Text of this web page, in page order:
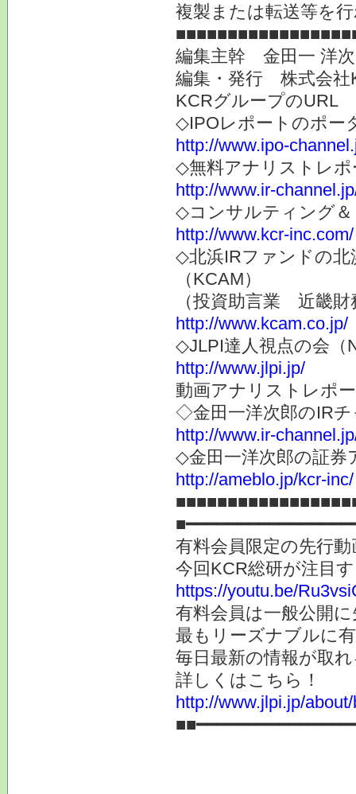
複製または転送等を
編集主幹 金田一 洋
編集・発行 株式会社
KCRグループのURL
◇IPOレポートのポー
http://www.ipo-
◇無料アナリストレ
http://www.ir-
◇コンサルティング＆
http://www.kcr-inc.com/
◇北浜IRファンドの
（KCAM）
（投資助言業 近畿財
http://www.kcam.co.jp/
◇JLPI達人視点の会（
http://www.jlpi.jp/
動画アナリストレポ
◇金田一洋次郎のIR
http://www.ir-
◇金田一洋次郎の証券
http://ameblo.jp/kcr-inc/
有料会員限定の先行
今回KCR総研が注目
https://youtu.be/
有料会員は一般公開
最もリーズナブルに
毎日最新の情報が取
詳しくはこちら！
http://www.jlpi.jp/